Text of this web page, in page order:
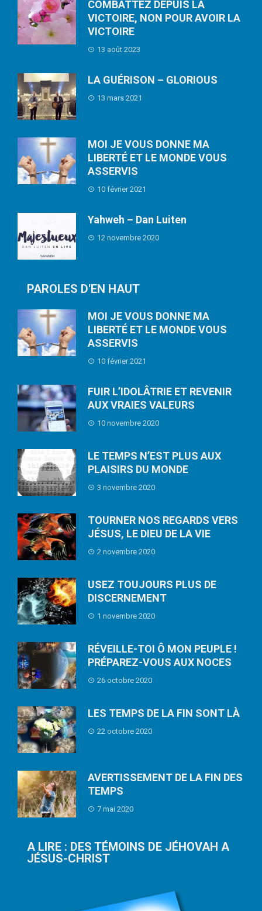
COMBATTEZ DEPUIS LA
VICTOIRE, NON POUR AVOIR LA
VICTOIRE
13 août 2023
LA GUÉRISON – GLORIOUS
13 mars 2021
MOI JE VOUS DONNE MA
LIBERTÉ ET LE MONDE VOUS
ASSERVIS
10 février 2021
Yahweh – Dan Luiten
12 novembre 2020
PAROLES D'EN HAUT
MOI JE VOUS DONNE MA
LIBERTÉ ET LE MONDE VOUS
ASSERVIS
10 février 2021
FUIR L’IDOLÂTRIE ET REVENIR
AUX VRAIES VALEURS
10 novembre 2020
LE TEMPS N’EST PLUS AUX
PLAISIRS DU MONDE
3 novembre 2020
TOURNER NOS REGARDS VERS
JÉSUS, LE DIEU DE LA VIE
2 novembre 2020
USEZ TOUJOURS PLUS DE
DISCERNEMENT
1 novembre 2020
RÉVEILLE-TOI Ô MON PEUPLE !
PRÉPAREZ-VOUS AUX NOCES
26 octobre 2020
LES TEMPS DE LA FIN SONT LÀ
22 octobre 2020
AVERTISSEMENT DE LA FIN DES
TEMPS
7 mai 2020
A LIRE : DES TÉMOINS DE JÉHOVAH A
JÉSUS-CHRIST